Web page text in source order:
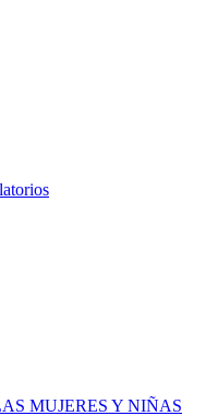
MUJERES Y NIÑAS